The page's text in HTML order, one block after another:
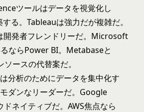
ツールはデータを視覚化し
る。Tableauは強力だが複雑だ。
発者フレンドリーだ。Microsoft
ならPower BI。Metabaseと
ースの代替案だ。
分析のためにデータを集中化す
ダンなリーダーだ。Google
ネイティブだ。AWS焦点なら